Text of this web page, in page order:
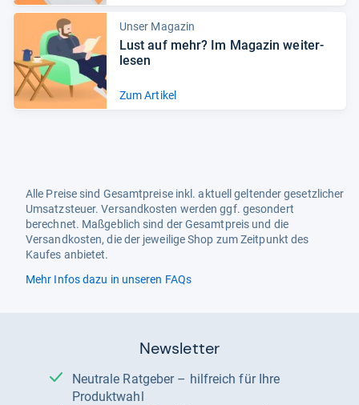
Unser Magazin
Lust auf mehr? Im Maga­zin wei­ter­
le­sen
Zum Artikel
Alle Preise sind Gesamtpreise inkl. aktuell geltender gesetzlicher
Umsatzsteuer. Versandkosten werden ggf. gesondert
berechnet. Maßgeblich sind der Gesamtpreis und die
Versandkosten, die der jeweilige Shop zum Zeitpunkt des
Kaufes anbietet.
Mehr Infos dazu in unseren FAQs
Newsletter
Neutrale Ratgeber – hilfreich für Ihre
Produktwahl